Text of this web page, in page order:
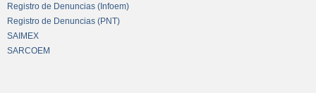
Registro de Denuncias (Infoem)
Registro de Denuncias (PNT)
SAIMEX
SARCOEM